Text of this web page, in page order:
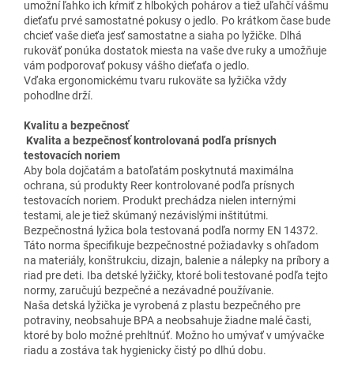
umožní ľahko ich kŕmiť z hlbokých pohárov a tiež uľahčí vášmu
dieťaťu prvé samostatné pokusy o jedlo. Po krátkom čase bude
chcieť vaše dieťa jesť samostatne a siaha po lyžičke. Dlhá
rukoväť ponúka dostatok miesta na vaše dve ruky a umožňuje
vám podporovať pokusy vášho dieťaťa o jedlo.
Vďaka ergonomickému tvaru rukoväte sa lyžička vždy
pohodlne drží.
Kvalitu a bezpečnosť
Kvalita a bezpečnosť kontrolovaná podľa prísnych
testovacích noriem
Aby bola dojčatám a batoľatám poskytnutá maximálna
ochrana, sú produkty Reer kontrolované podľa prísnych
testovacích noriem. Produkt prechádza nielen internými
testami, ale je tiež skúmaný nezávislými inštitútmi.
Bezpečnostná lyžica bola testovaná podľa normy EN 14372.
Táto norma špecifikuje bezpečnostné požiadavky s ohľadom
na materiály, konštrukciu, dizajn, balenie a nálepky na príbory a
riad pre deti. Iba detské lyžičky, ktoré boli testované podľa tejto
normy, zaručujú bezpečné a nezávadné používanie.
Naša detská lyžička je vyrobená z plastu bezpečného pre
potraviny, neobsahuje BPA a neobsahuje žiadne malé časti,
ktoré by bolo možné prehltnúť. Možno ho umývať v umývačke
riadu a zostáva tak hygienicky čistý po dlhú dobu.